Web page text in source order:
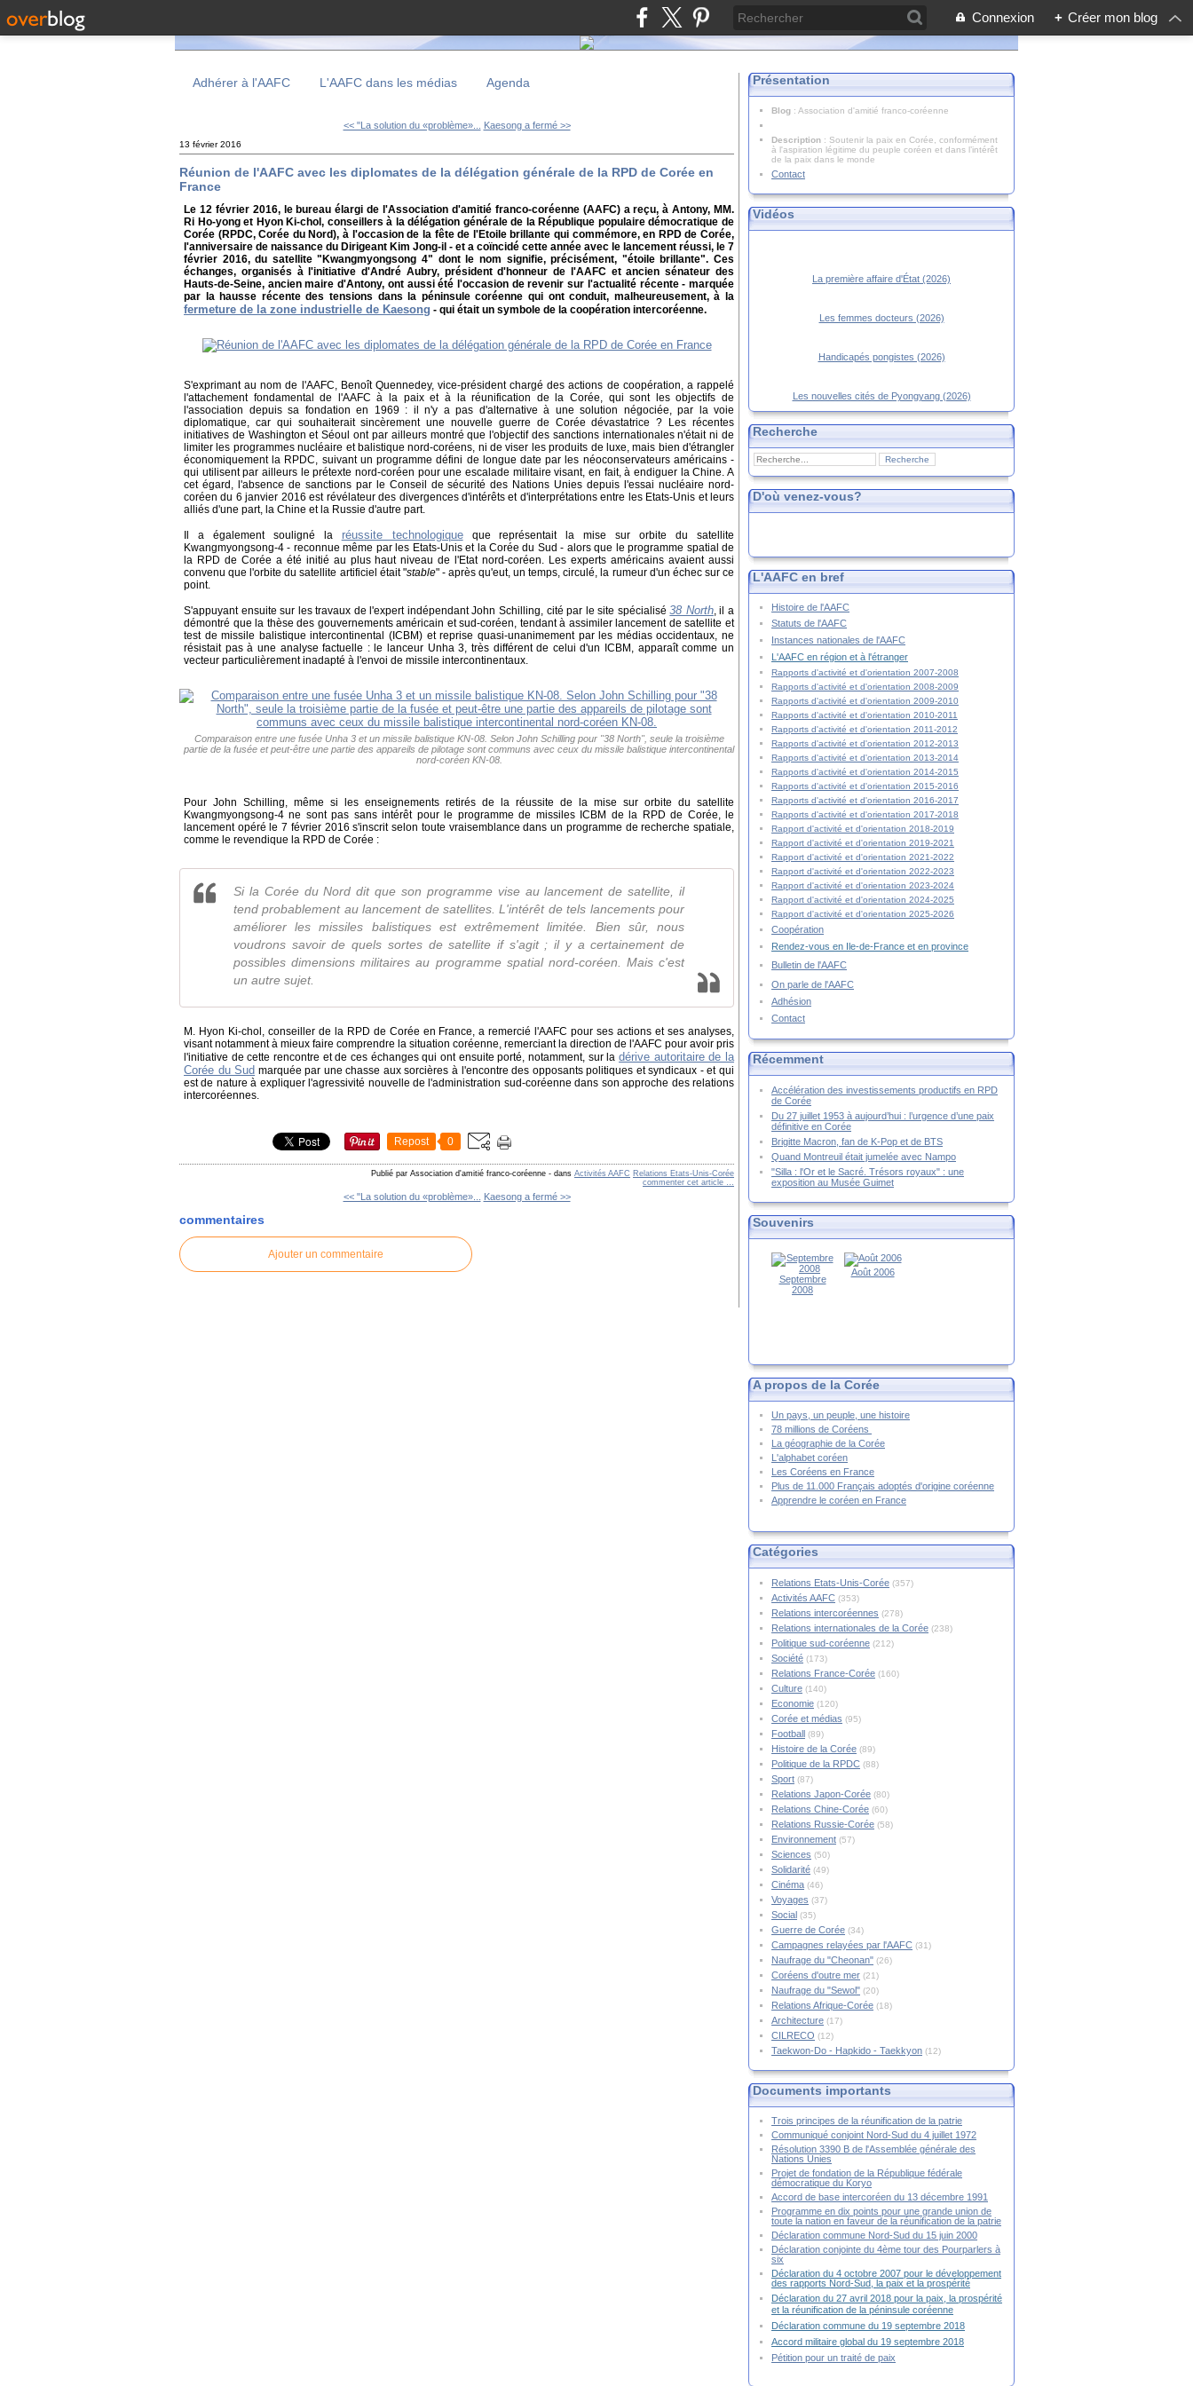
Connexion + Créer mon blog
Adhérer à l'AAFC L'AAFC dans les médias Agenda
<< "La solution du «problème»... Kaesong a fermé >>
13 février 2016
Réunion de l'AAFC avec les diplomates de la délégation générale de la RPD de Corée en
France
Le 12 février 2016, le bureau élargi de l'Association d'amitié franco-coréenne (AAFC) a reçu, à Antony, MM.
Ri Ho-yong et Hyon Ki-chol, conseillers à la délégation générale de la République populaire démocratique de
Corée (RPDC, Corée du Nord), à l'occasion de la fête de l'Etoile brillante qui commémore, en RPD de Corée,
l'anniversaire de naissance du Dirigeant Kim Jong-il - et a coïncidé cette année avec le lancement réussi, le 7
février 2016, du satellite "Kwangmyongsong 4" dont le nom signifie, précisément, "étoile brillante". Ces
échanges, organisés à l'initiative d'André Aubry, président d'honneur de l'AAFC et ancien sénateur des
Hauts-de-Seine, ancien maire d'Antony, ont aussi été l'occasion de revenir sur l'actualité récente - marquée
par la hausse récente des tensions dans la péninsule coréenne qui ont conduit, malheureusement, à la
fermeture de la zone industrielle de Kaesong - qui était un symbole de la coopération intercoréenne.
S'exprimant au nom de l'AAFC, Benoît Quennedey, vice-président chargé des actions de coopération, a rappelé
l'attachement fondamental de l'AAFC à la paix et à la réunification de la Corée, qui sont les objectifs de
l'association depuis sa fondation en 1969 : il n'y a pas d'alternative à une solution négociée, par la voie
diplomatique, car qui souhaiterait sincèrement une nouvelle guerre de Corée dévastatrice ? Les récentes
initiatives de Washington et Séoul ont par ailleurs montré que l'objectif des sanctions internationales n'était ni de
limiter les programmes nucléaire et balistique nord-coréens, ni de viser les produits de luxe, mais bien d'étrangler
économiquement la RPDC, suivant un programme défini de longue date par les néoconservateurs américains -
qui utilisent par ailleurs le prétexte nord-coréen pour une escalade militaire visant, en fait, à endiguer la Chine. A
cet égard, l'absence de sanctions par le Conseil de sécurité des Nations Unies depuis l'essai nucléaire nord-
coréen du 6 janvier 2016 est révélateur des divergences d'intérêts et d'interprétations entre les Etats-Unis et leurs
alliés d'une part, la Chine et la Russie d'autre part.
Il a également souligné la réussite technologiqueque représentait la mise sur orbite du satellite
Kwangmyongsong-4 - reconnue même par les Etats-Unis et la Corée du Sud - alors que l e programme spatial de
la RPD de Corée a été initié au plus haut niveau de l'Etat nord-coréen. Les experts américains avaient aussi
convenu que l'orbite du satellite artificiel était "stable" - après qu'eut, un temps, circulé, la rumeur d'un échec sur ce
point.
S'appuyant ensuite sur les travaux de l'expert indépendant John Schilling, cité par le site spécialisé38 North, il a
démontré que la thèse des gouvernements américain et sud-coréen, tendant à assimiler lancement de satellite et
test de missile balistique intercontinental (ICBM) et reprise quasi-unanimement par les médias occidentaux, ne
résistait pas à une analyse factuelle : le lanceur Unha 3, très différent de celui d'un ICBM, apparaît comme un
vecteur particulièrement inadapté à l'envoi de missile intercontinentaux.
Comparaison entre une fusée Unha 3 et un missile balistique KN-08. Selon John Schilling pour "38 North", seule la troisième
partie de la fusée et peut-être une partie des appareils de pilotage sont communs avec ceux du missile balistique intercontinental
nord-coréen KN-08.
Pour John Schilling, même si les enseignements retirés de la réussite de la mise sur orbite du satellite
Kwangmyongsong-4 ne sont pas sans intérêt pour le programme de missiles ICBM de la RPD de Corée, le
lancement opéré le 7 février 2016 s'inscrit selon toute vraisemblance dans un programme de recherche spatiale,
comme le revendique la RPD de Corée :
Si la Corée du Nord dit que son programme vise au lancement de satellite, il
tend probablement au lancement de satellites. L'intérêt de tels lancements pour
améliorer les missiles balistiques est extrêmement limitée. Bien sûr, nous
voudrons savoir de quels sortes de satellite if s'agit ; il y a certainement de
possibles dimensions militaires au programme spatial nord-coréen. Mais c'est
un autre sujet.
M. Hyon Ki-chol, conseiller de la RPD de Corée en France, a remercié l'AAFC pour ses actions et ses analyses,
visant notamment à mieux faire comprendre la situation coréenne, remerciant la direction de l'AAFC pour avoir pris
l'initiative de cette rencontre et de ces échanges qui ont ensuite porté, notamment, sur la dérive autoritaire de la
Corée du Sud marquée par une chasse aux sorcières à l'encontre des opposants politiques et syndicaux - et qui
est de nature à expliquer l'agressivité nouvelle de l'administration sud-coréenne dans son approche des relations
intercoréennes.
Repost 0
Publié par Association d'amitié franco-coréenne - dans Activités AAFC Relations Etats-Unis-Corée
commenter cet article …
<< "La solution du «problème»... Kaesong a fermé >>
commentaires
Ajouter un commentaire
Présentation
Blog : Association d'amitié franco-coréenne
Description : Soutenir la paix en Corée, conformément
à l'aspiration légitime du peuple coréen et dans l’intérêt
de la paix dans le monde
Contact
Vidéos
La première affaire d'État (2026)
Les femmes docteurs (2026)
Handicapés pongistes (2026)
Les nouvelles cités de Pyongyang (2026)
Recherche
D'où venez-vous?
L'AAFC en bref
Histoire de l'AAFC
Statuts de l'AAFC
Instances nationales de l'AAFC
L'AAFC en région et à l'étranger
Rapports d'activité et d'orientation 2007-2008
Rapports d'activité et d'orientation 2008-2009
Rapports d'activité et d'orientation 2009-2010
Rapports d'activité et d'orientation 2010-2011
Rapports d'activité et d'orientation 2011-2012
Rapports d'activité et d'orientation 2012-2013
Rapports d'activité et d'orientation 2013-2014
Rapports d'activité et d'orientation 2014-2015
Rapports d'activité et d'orientation 2015-2016
Rapports d'activité et d'orientation 2016-2017
Rapports d'activité et d'orientation 2017-2018
Rapport d'activité et d'orientation 2018-2019
Rapport d'activité et d'orientation 2019-2021
Rapport d'activité et d'orientation 2021-2022
Rapport d'activité et d'orientation 2022-2023
Rapport d'activité et d'orientation 2023-2024
Rapport d'activité et d'orientation 2024-2025
Rapport d'activité et d'orientation 2025-2026
Coopération
Rendez-vous en Ile-de-France et en province
Bulletin de l'AAFC
On parle de l'AAFC
Adhésion
Contact
Récemment
Accélération des investissements productifs en RPD
de Corée
Du 27 juillet 1953 à aujourd’hui : l’urgence d’une paix
définitive en Corée
Brigitte Macron, fan de K-Pop et de BTS
Quand Montreuil était jumelée avec Nampo
"Silla : l'Or et le Sacré. Trésors royaux" : une
exposition au Musée Guimet
Souvenirs
Septembre
2008
Août 2006
A propos de la Corée
Un pays, un peuple, une histoire
78 millions de Coréens
La géographie de la Corée
L'alphabet coréen
Les Coréens en France
Plus de 11.000 Français adoptés d'origine coréenne
Apprendre le coréen en France
Catégories
Relations Etats-Unis-Corée (357)
Activités AAFC (353)
Relations intercoréennes (278)
Relations internationales de la Corée (238)
Politique sud-coréenne (212)
Société (173)
Relations France-Corée (160)
Culture (140)
Economie (120)
Corée et médias (95)
Football (89)
Histoire de la Corée (89)
Politique de la RPDC (88)
Sport (87)
Relations Japon-Corée (80)
Relations Chine-Corée (60)
Relations Russie-Corée (58)
Environnement (57)
Sciences (50)
Solidarité (49)
Cinéma (46)
Voyages (37)
Social (35)
Guerre de Corée (34)
Campagnes relayées par l'AAFC (31)
Naufrage du "Cheonan" (26)
Coréens d'outre mer (21)
Naufrage du "Sewol" (20)
Relations Afrique-Corée (18)
Architecture (17)
CILRECO (12)
Taekwon-Do - Hapkido - Taekkyon (12)
Documents importants
Trois principes de la réunification de la patrie
Communiqué conjoint Nord-Sud du 4 juillet 1972
Résolution 3390 B de l'Assemblée générale des
Nations Unies
Projet de fondation de la République fédérale
démocratique du Koryo
Accord de base intercoréen du 13 décembre 1991
Programme en dix points pour une grande union de
toute la nation en faveur de la réunification de la patrie
Déclaration commune Nord-Sud du 15 juin 2000
Déclaration conjointe du 4ème tour des Pourparlers à
six
Déclaration du 4 octobre 2007 pour le développement
des rapports Nord-Sud, la paix et la prospérité
Déclaration du 27 avril 2018 pour la paix, la prospérité
et la réunification de la péninsule coréenne
Déclaration commune du 19 septembre 2018
Accord militaire global du 19 septembre 2018
Pétition pour un traité de paix